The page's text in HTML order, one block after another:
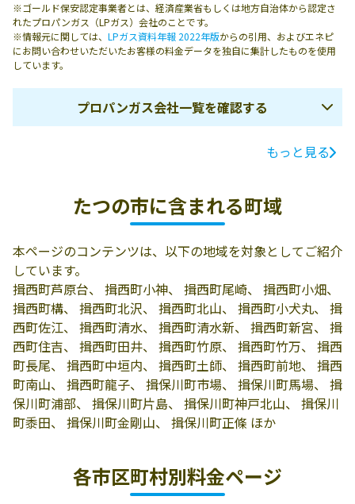
※ゴールド保安認定事業者とは、経済産業省もしくは地方自治体から認定さ
れたプロパンガス（LPガス）会社のことです。
※情報元に関しては、 LPガス資料年報 2022年版からの引用、およびエネピ
にお問い合わせいただいたお客様の料金データを独自に集計したものを使用
しています。
プロパンガス会社一覧を確認する
電話番号
町片島906-3
ス／龍野支店
市揖西町長尾430
有限会社揖保ガ
ス
679-4154 たつの
市揖保町西構98-
8
0791-67-1729
有限会社丸山商
店
679-4135 たつの
市誉田町高駄105
0791-63-0567
有限会社井上商
店
246-0025 たつの
市新宮町北村50
0791-75-2150
日山39-3
もっと見る
たつの市に含まれる町域
本ページのコンテンツは、以下の地域を対象としてご紹介
しています。
揖西町芦原台、 揖西町小神、 揖西町尾崎、 揖西町小畑、
揖西町構、 揖西町北沢、 揖西町北山、 揖西町小犬丸、 揖
西町佐江、 揖西町清水、 揖西町清水新、 揖西町新宮、 揖
西町住吉、 揖西町田井、 揖西町竹原、 揖西町竹万、 揖西
町長尾、 揖西町中垣内、 揖西町土師、 揖西町前地、 揖西
町南山、 揖西町龍子、 揖保川町市場、 揖保川町馬場、 揖
保川町浦部、 揖保川町片島、 揖保川町神戸北山、 揖保川
町黍田、 揖保川町金剛山、 揖保川町正條 ほか
各市区町村別料金ページ